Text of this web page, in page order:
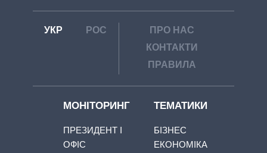
УКР РОС
ПРО НАС
КОНТАКТИ
ПРАВИЛА
МОНІТОРИНГ
ПРЕЗИДЕНТ І
ОФІС
ТЕМАТИКИ
БІЗНЕС
ЕКОНОМІКА